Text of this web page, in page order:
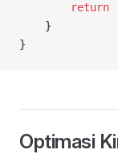
        return
    }
}
Optimasi